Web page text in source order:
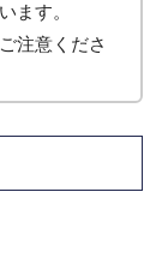
ます。
注意くださ